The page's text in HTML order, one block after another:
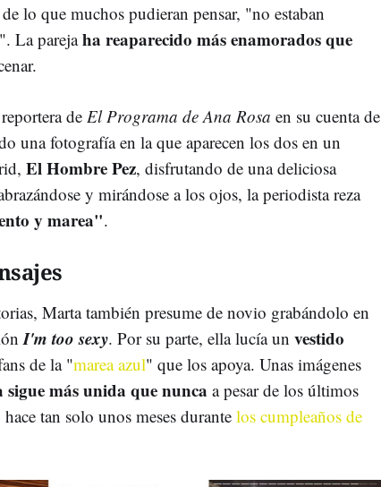
lo que muchos pudieran pensar, "no estaban
La parejaha reaparecido más enamorados que
de El Programa de Ana Rosa en su cuenta de
una fotografía en la que aparecen los dos en un
El Hombre Pez, disfrutando de una deliciosa
y mirándose a los ojos, la periodista reza
y marea".
Marta también presume de novio grabándolo en
I'm too sexy. Por su parte, ella lucía un vestido
de la "marea azul" que los apoya. Unas imágenes
sigue más unida que nunca a pesar de los últimos
tan solo unos meses durantelos cumpleaños de